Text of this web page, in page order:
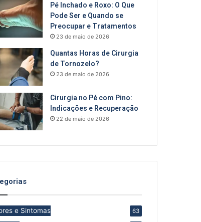
Pé Inchado e Roxo: O Que
Pode Ser e Quando se
Preocupar e Tratamentos
23 de maio de 2026
Quantas Horas de Cirurgia
de Tornozelo?
23 de maio de 2026
Cirurgia no Pé com Pino:
Indicações e Recuperação
22 de maio de 2026
e Sintomas 63